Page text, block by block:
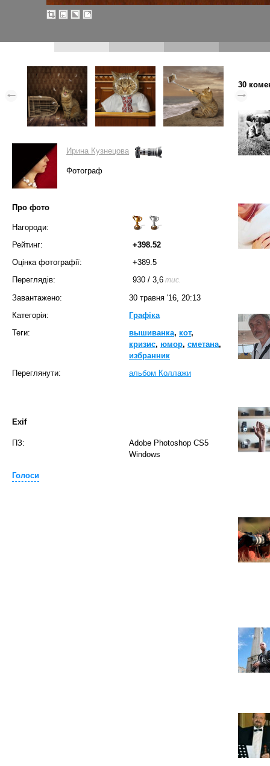
Ирина Кузнецова
Фотограф
Про фото
Нагороди:
Рейтинг:
+398.52
Оцінка фотографії:
+389.5
Переглядів:
930 / 3,6 тис.
Завантажено:
30 травня '16, 20:13
Категорія:
Графіка
Теги:
вышиванка, кот,
кризис, юмор, сметана,
избранник
Переглянути:
альбом Коллажи
Exif
ПЗ:
Adobe Photoshop CS5
Windows
Голоси
30